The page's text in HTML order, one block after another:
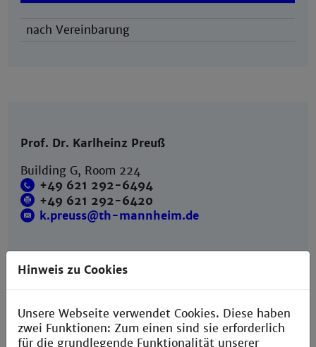
nach Vereinbarung
Prof. Dr. Karlheinz Preuß
Building G, Room 224
+49 621 292-6494
+49 621 292-6420
k.preuss@th-mannheim.de
Sprechzeiten
nach Vereinbarung
Hinweis zu Cookies
Unsere Webseite verwendet Cookies. Diese haben
zwei Funktionen: Zum einen sind sie erforderlich
für die grundlegende Funktionalität unserer